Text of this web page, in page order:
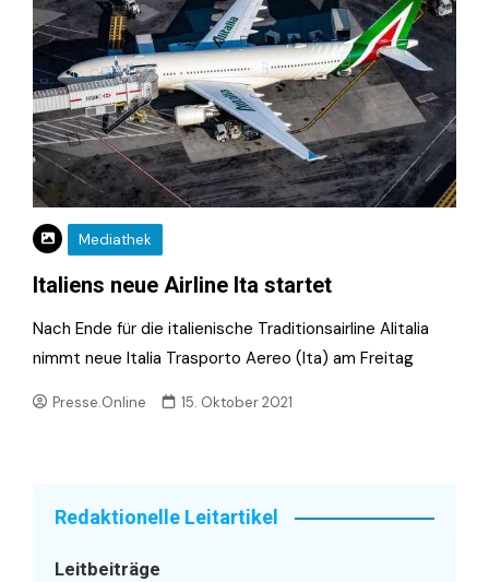
Mediathek
Italiens neue Airline Ita startet
Nach Ende für die italienische Traditionsairline Alitalia
nimmt neue Italia Trasporto Aereo (Ita) am Freitag
Presse.Online 15. Oktober 2021
Redaktionelle Leitartikel
Leitbeiträge